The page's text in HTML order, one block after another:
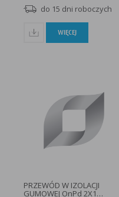
do 15 dni roboczych
WIĘCEJ
PRZEWÓD W IZOLACJI
GUMOWEJ OnPd 2X1